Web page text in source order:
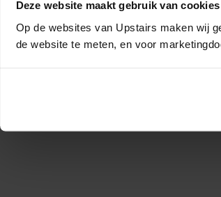
Deze website maakt gebruik van cookies
Op de websites van Upstairs maken wij
de website te meten, en voor